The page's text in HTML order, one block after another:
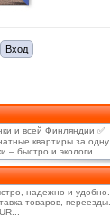
и всей Финляндии ✅
квартиры за одну
– быстро и экологи...
надежно и удобно.
товаров, переезды.